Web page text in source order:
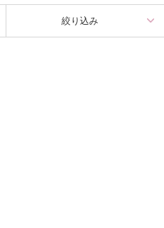
絞り込み